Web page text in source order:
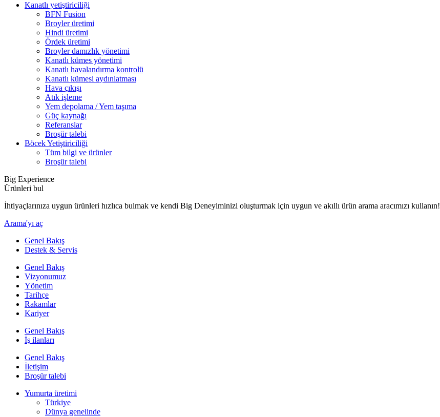
Kanatlı yetiştiriciliği
BFN Fusion
Broyler üretimi
Hindi üretimi
Ördek üretimi
Broyler damızlık yönetimi
Kanatlı kümes yönetimi
Kanatlı havalandırma kontrolü
Kanatlı kümesi aydınlatması
Hava çıkışı
Atık işleme
Yem depolama / Yem taşıma
Güç kaynağı
Referanslar
Broşür talebi
Böcek Yetiştiriciliği
Tüm bilgi ve ürünler
Broşür talebi
Big Experience
Ürünleri bul
İhtiyaçlarınıza uygun ürünleri hızlıca bulmak ve kendi Big Deneyiminizi oluşturmak için uygun ve akıllı ürün arama aracımızı kullanın!
Arama'yı aç
Genel Bakış
Destek & Servis
Genel Bakış
Vizyonumuz
Yönetim
Tarihçe
Rakamlar
Kariyer
Genel Bakış
İş ilanları
Genel Bakış
İletişim
Broşür talebi
Yumurta üretimi
Türkiye
Dünya genelinde